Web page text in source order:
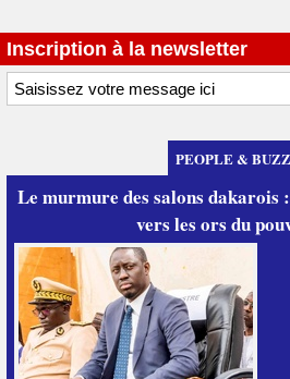
Inscription à la newsletter
PEOPLE & BUZZ
Le murmure des salons dakarois
vers les ors du